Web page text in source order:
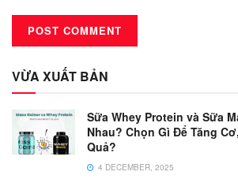
VỪA XUẤT BẢN
Sữa Whey Protein và Sữa
Nhau? Chọn Gì Để Tăng
Quả?
4 DECEMBER, 2025